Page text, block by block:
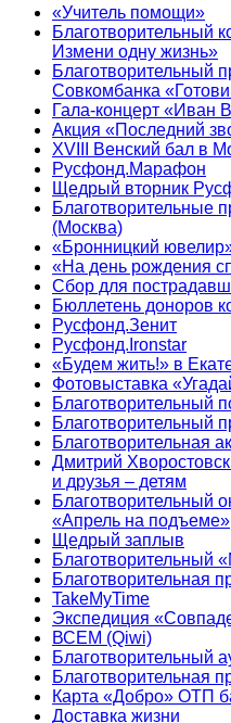
«Учитель помощи»
Благотворительный
Измени одну жизнь»
Благотворительный
Совкомбанка
Гала-концерт
Акция «Последний
XVIII Венский бал в
Русфонд.Марафон
Щедрый вторник
Благотворительные
(Москва)
«Бронницкий
«На день рождения
Сбор для
Бюллетень доноров
Русфонд.Зенит
Русфонд.Ironstar
«Будем жить!» в
Фотовыставка
Благотворительный
Благотворительный
Благотворительная
Дмитрий
и друзья – детям
Благотворительный
«Апрель на подъеме»
Щедрый заплыв
Благотворительный
Благотворительная
TakeMyTime
Экспедиция
ВСЕМ (Qiwi)
Благотворительный
Благотворительная
Карта «Добро» ОТП
Доставка жизни